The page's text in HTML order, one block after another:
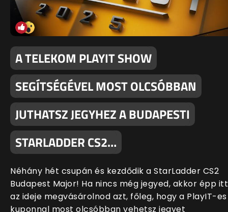
A TELEKOM PLAYIT SHOW
SEGÍTSÉGÉVEL MOST OLCSÓBBAN
JUTHATSZ JEGYHEZ A BUDAPESTI
STARLADDER CS2…
Néhány hét csupán és kezdődik a StarLadder CS2
Budapest Major! Ha nincs még jegyed, akkor épp itt
az ideje megvásárolnod azt, főleg, hogy a PlayIT-es
kuponnal most olcsóbban vehetsz jegyet